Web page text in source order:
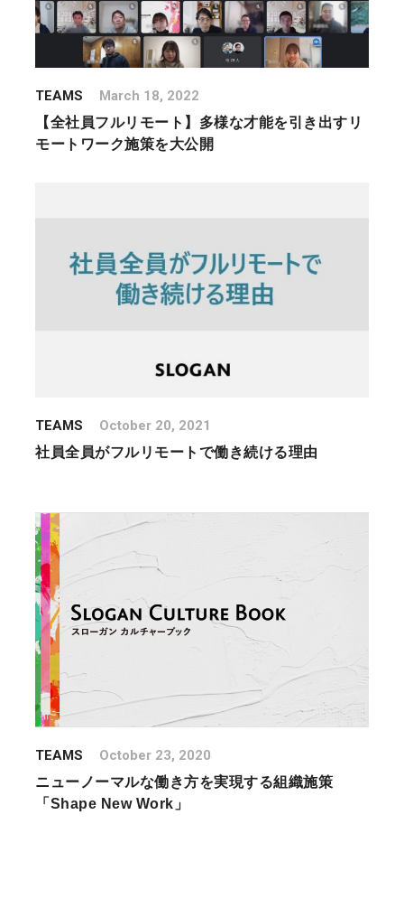
TEAMS March 18, 2022
【全社員フルリモート】多様な才能を引き出すリ
モートワーク施策を大公開
TEAMS October 20, 2021
社員全員がフルリモートで働き続ける理由
TEAMS October 23, 2020
ニューノーマルな働き方を実現する組織施策
「Shape New Work」